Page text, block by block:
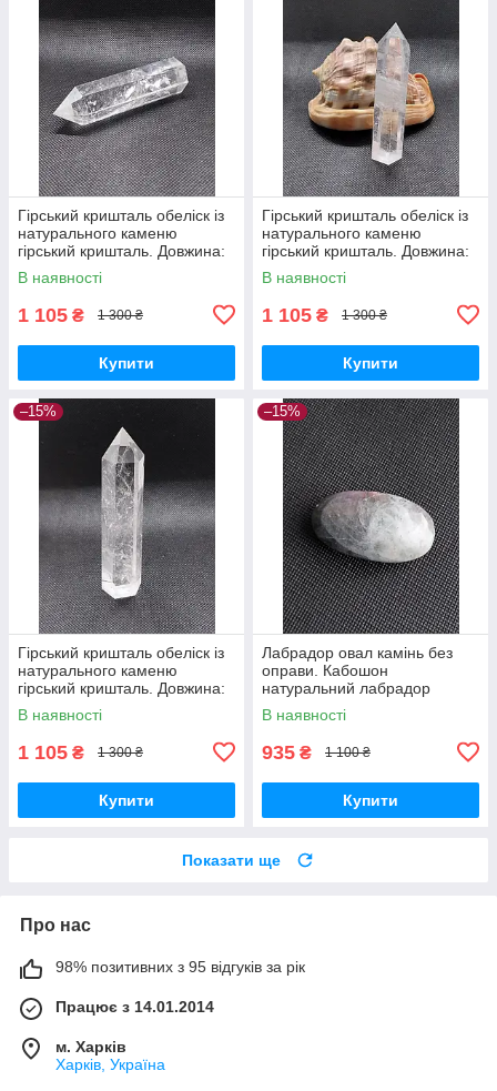
Гірський кришталь обеліск із
натурального каменю
гірський кришталь. Довжина:
95мм.
В наявності
1 105 ₴ 1 300 ₴
Купити
Гірський кришталь обеліск із
натурального каменю
гірський кришталь. Довжина:
98 мм.
В наявності
1 105 ₴ 1 300 ₴
Купити
–15%
Гірський кришталь обеліск із
натурального каменю
гірський кришталь. Довжина:
110 мм.
В наявності
1 105 ₴ 1 300 ₴
Купити
–15%
Лабрадор овал камінь без
оправи. Кабошон
натуральний лабрадор
58*31*20 мм. Індія.
В наявності
935 ₴ 1 100 ₴
Купити
Показати ще
Про нас
98% позитивних з 95 відгуків за рік
Працює з 14.01.2014
м. Харків
Харків, Україна